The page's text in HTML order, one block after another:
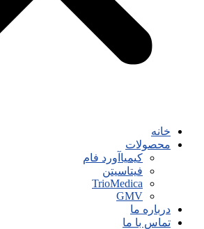
خانه
محصولات
کیمیاآورد فام
فیتاسیتن
TrioMedica
GMV
درباره ما
تماس با ما